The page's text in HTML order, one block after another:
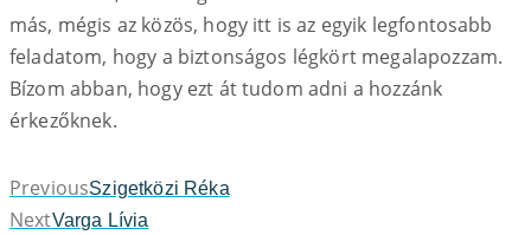
más, mégis az közös, hogy itt is az egyik legfontosabb
feladatom, hogy a biztonságos légkört megalapozzam.
Bízom abban, hogy ezt át tudom adni a hozzánk
érkezőknek.
PreviousPrevious
post:
Szigetközi Réka
NextNext
Varga Lívia